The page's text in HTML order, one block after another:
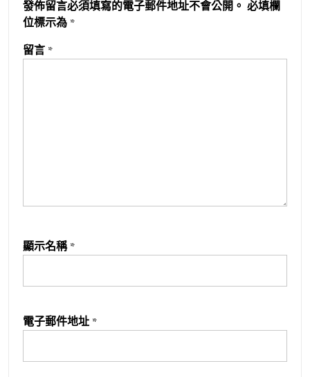
發佈留言必須填寫的電子郵件地址不會公開。 必填欄
位標示為 *
留言 *
顯示名稱 *
電子郵件地址 *